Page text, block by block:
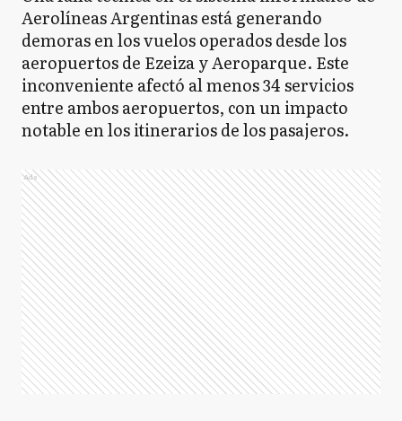
Aerolíneas Argentinas está generando
demoras en los vuelos operados desde los
aeropuertos de Ezeiza y Aeroparque. Este
inconveniente afectó al menos 34 servicios
entre ambos aeropuertos, con un impacto
notable en los itinerarios de los pasajeros.
Ads